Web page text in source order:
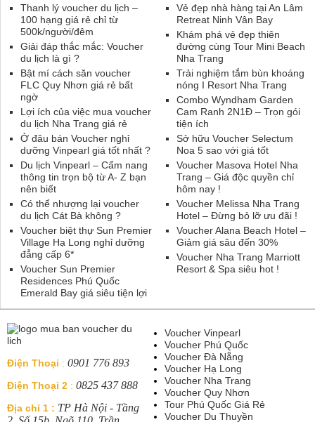
Vẻ đẹp nhà hàng tại An Lâm
Retreat Ninh Vân Bay
Khám phá vẻ đẹp thiên
đường cùng Tour Mini Beach
Nha Trang
Trải nghiệm tắm bùn khoáng
nóng I Resort Nha Trang
Combo Wyndham Garden
Cam Ranh 2N1Đ – Trọn gói
tiện ích
Sở hữu Voucher Selectum
Noa 5 sao với giá tốt
Voucher Masova Hotel Nha
Trang – Giá độc quyền chỉ
hôm nay !
Voucher Melissa Nha Trang
Hotel – Đừng bỏ lỡ ưu đãi !
Voucher Alana Beach Hotel –
Giảm giá sâu đến 30%
Voucher Nha Trang Marriott
Resort & Spa siêu hot !
Thanh lý voucher du lịch –
100 hạng giá rẻ chỉ từ
500k/người/đêm
Giải đáp thắc mắc: Voucher
du lịch là gì ?
Bật mí cách săn voucher
FLC Quy Nhơn giá rẻ bất
ngờ
Lợi ích của việc mua voucher
du lịch Nha Trang giá rẻ
Ở đâu bán Voucher nghỉ
dưỡng Vinpearl giá tốt nhất ?
Du lịch Vinpearl – Cẩm nang
thông tin trọn bộ từ A- Z bạn
nên biết
Có thể nhượng lại voucher
du lịch Cát Bà không ?
Voucher biệt thự Sun Premier
Village Hạ Long nghỉ dưỡng
đẳng cấp 6*
Voucher Sun Premier
Residences Phú Quốc
Emerald Bay giá siêu tiện lợi
Điện Thoại : 0901 776 893
Điện Thoại 2 : 0825 437 888
Địa chỉ 1 : TP Hà Nội - Tầng
Voucher Vinpearl
Voucher Phú Quốc
Voucher Đà Nẵng
Voucher Hạ Long
Voucher Nha Trang
Voucher Quy Nhơn
Tour Phú Quốc Giá Rẻ
Voucher Du Thuyền